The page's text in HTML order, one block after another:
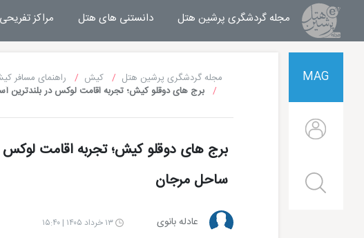
مجله گردشگری پرشین هتل مجله خبری پرشین هتل
دانستنی های هتل مراکز
MAG مجله گردشگری پرشین هتل کیش
راهنمای مسافر
برج های دوقلو کیش؛ تجربه اقامت لوکس در
برج های دوقلو کیش؛ تجربه اقامت
ساحل مرجان
عادله بانوی ۱۳ خرداد ۱۴۰۵ | ۱۵:۴۰